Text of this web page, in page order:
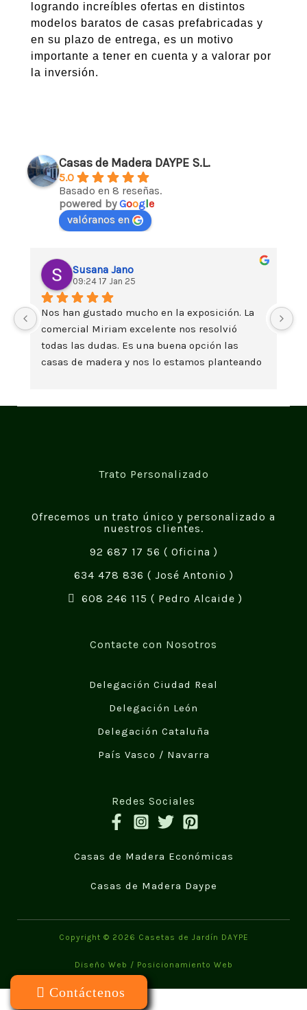
logrando increíbles ofertas en distintos
modelos baratos de casas prefabricadas y
en su plazo de entrega, es un motivo
importante a tener en cuenta y a valorar por
la inversión.
Casas de Madera DAYPE S.L.
5.0
Basado en 8 reseñas.
powered byGoogle
valóranos en
Susana Jano
09:24 17 Jan 25
Nos han gustado mucho en la exposición. La
comercial Miriam excelente nos resolvió
todas las dudas. Es una buena opción las
casas de madera y nos lo estamos planteando
Trato Personalizado
Ofrecemos un trato único y personalizado a
nuestros clientes.
92 687 17 56 ( Oficina )
634 478 836 ( José Antonio )
608 246 115 ( Pedro Alcaide )
Contacte con Nosotros
Delegación Ciudad Real
Delegación León
Delegación Cataluña
País Vasco / Navarra
Redes Sociales
Casas de Madera Económicas
Casas de Madera Daype
Copyright © 2026 Casetas de Jardín DAYPE
Diseño Web / Posicionamiento Web
Contáctenos